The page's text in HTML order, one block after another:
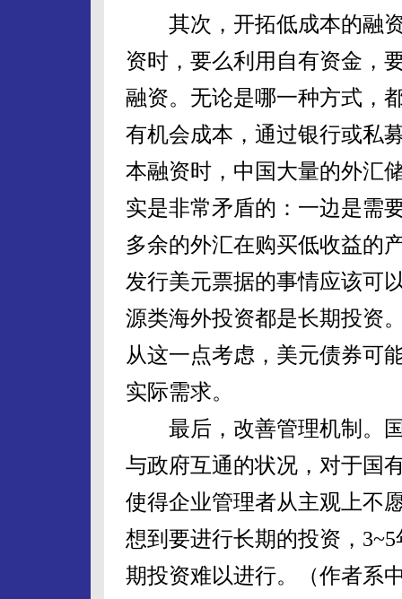
其次，开拓低成本的融资
资时，要么利用自有资金，
融资。无论是哪一种方式，
有机会成本，通过银行或私
本融资时，中国大量的外汇
实是非常矛盾的：一边是需
多余的外汇在购买低收益的
发行美元票据的事情应该可
源类海外投资都是长期投资
从这一点考虑，美元债券可
实际需求。
最后，改善管理机制。国
与政府互通的状况，对于国
使得企业管理者从主观上不
想到要进行长期的投资，
期投资难以进行。（作者系